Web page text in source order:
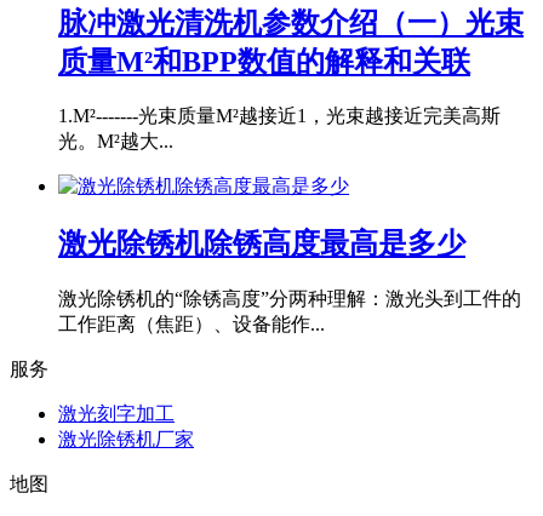
脉冲激光清洗机参数介绍（一）光束
质量M²和BPP数值的解释和关联
1.M²-------光束质量M²越接近1，光束越接近完美高斯
光。M²越大...
激光除锈机除锈高度最高是多少
激光除锈机的“除锈高度”分两种理解：激光头到工件的
工作距离（焦距）、设备能作...
服务
激光刻字加工
激光除锈机厂家
地图